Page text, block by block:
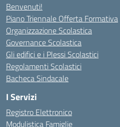
Benvenuti!
Piano Triennale Offerta Formativa
Organizzazione Scolastica
Governance Scolastica
Gli edifici e i Plessi Scolastici
Regolamenti Scolastici
Bacheca Sindacale
I Servizi
Registro Elettronico
Modulistica Famiglie